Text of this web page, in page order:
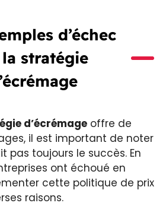
d’échec
stratégie
d’écrémage offre de
il est important de noter
pas toujours le succès. En
ont échoué en
cette politique de prix
raisons.